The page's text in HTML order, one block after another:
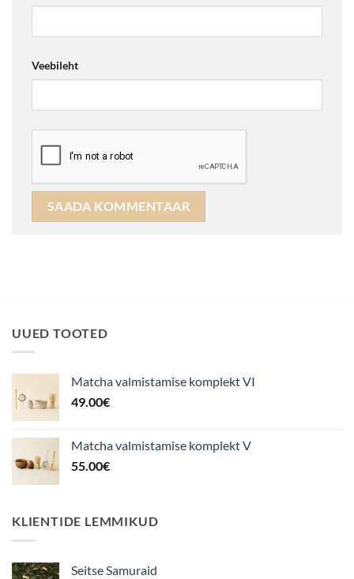
Veebileht
UUED TOOTED
Matcha valmistamise komplekt VI
49.00€
Matcha valmistamise komplekt V
55.00€
KLIENTIDE LEMMIKUD
Seitse Samuraid